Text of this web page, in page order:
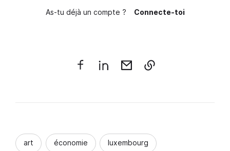
As-tu déjà un compte ? Connecte-toi
art économie luxembourg